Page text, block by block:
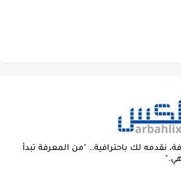
لك باحترافية.. "من المعرفة تبدأ